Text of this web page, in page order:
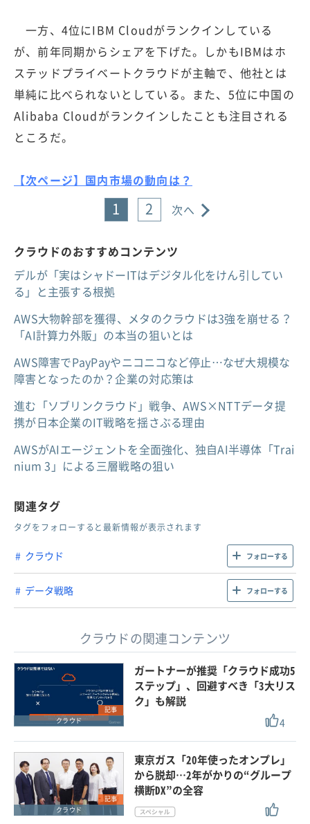
一方、4位にIBM Cloudがランクインしている
が、前年同期からシェアを下げた。しかもIBMはホ
ステッドプライベートクラウドが主軸で、他社とは
単純に比べられないとしている。また、5位に中国の
Alibaba Cloudがランクインしたことも注目される
ところだ。
【次ページ】国内市場の動向は？
1 2 次へ
クラウドのおすすめコンテンツ
デルが「実はシャドーITはデジタル化をけん引してい
る」と主張する根拠
AWS大物幹部を獲得、メタのクラウドは3強を崩せる？
「AI計算力外販」の本当の狙いとは
AWS障害でPayPayやニコニコなど停止…なぜ大規模な
障害となったのか？企業の対応策は
進む「ソブリンクラウド」戦争、AWS×NTTデータ提
携が日本企業のIT戦略を揺さぶる理由
AWSがAIエージェントを全面強化、独自AI半導体「Trai
nium 3」による三層戦略の狙い
関連タグ
タグをフォローすると最新情報が表示されます
クラウド フォローする
データ戦略 フォローする
クラウドの関連コンテンツ
記事
クラウド
ガートナーが推奨「クラウド成功5
ステップ」、回避すべき「3大リス
ク」も解説
4
記事
クラウド
東京ガス「20年使ったオンプレ」
から脱却…2年がかりの“グループ
横断DX”の全容